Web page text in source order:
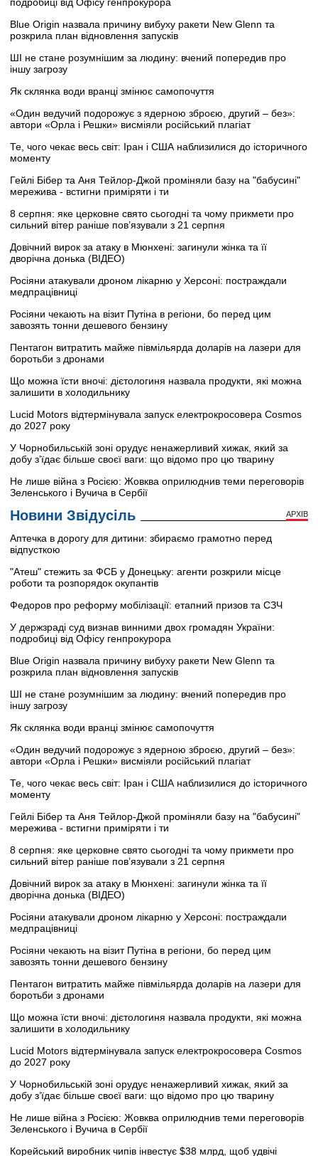
Blue Origin назвала причину вибуху ракети New Glenn та
розкрила план відновлення запусків
ШІ не стане розумнішим за людину: вчений попередив про
іншу загрозу
Як склянка води вранці змінює самопочуття
«Один ведучий подорожує з ядерною зброєю, другий – без»:
автори «Орла і Решки» висміяли російський плагіат
Те, чого чекає весь світ: Іран і США наблизилися до історичного
моменту
Гейлі Бібер та Аня Тейлор-Джой проміняли базу на "бабусині"
мережива - встигни приміряти і ти
8 серпня: яке церковне свято сьогодні та чому прикмети про
сильний вітер раніше пов’язували з 21 серпня
Довічний вирок за атаку в Мюнхені: загинули жінка та її
дворічна донька (ВІДЕО)
Росіяни атакували дроном лікарню у Херсоні: постраждали
медпрацівниці
Росіяни чекають на візит Путіна в регіони, бо перед цим
завозять тонни дешевого бензину
Пентагон витратить майже півмільярда доларів на лазери для
боротьби з дронами
Що можна їсти вночі: дієтологиня назвала продукти, які можна
залишити в холодильнику
Lucid Motors відтермінувала запуск електрокросовера Cosmos
до 2027 року
У Чорнобильській зоні орудує ненажерливий хижак, який за
добу з’їдає більше своєї ваги: що відомо про цю тварину
Не лише війна з Росією: Жовква оприлюднив теми переговорів
Зеленського і Вучича в Сербії
Новини Звідусіль АРХІВ
Аптечка в дорогу для дитини: збираємо грамотно перед
відпусткою
"Атеш" стежить за ФСБ у Донецьку: агенти розкрили місце
роботи та розпорядок окупантів
Федоров про реформу мобілізації: етапний призов та СЗЧ
У держзраді суд визнав винними двох громадян України:
подробиці від Офісу генпрокурора
Blue Origin назвала причину вибуху ракети New Glenn та
розкрила план відновлення запусків
ШІ не стане розумнішим за людину: вчений попередив про
іншу загрозу
Як склянка води вранці змінює самопочуття
«Один ведучий подорожує з ядерною зброєю, другий – без»:
автори «Орла і Решки» висміяли російський плагіат
Те, чого чекає весь світ: Іран і США наблизилися до історичного
моменту
Гейлі Бібер та Аня Тейлор-Джой проміняли базу на "бабусині"
мережива - встигни приміряти і ти
8 серпня: яке церковне свято сьогодні та чому прикмети про
сильний вітер раніше пов’язували з 21 серпня
Довічний вирок за атаку в Мюнхені: загинули жінка та її
дворічна донька (ВІДЕО)
Росіяни атакували дроном лікарню у Херсоні: постраждали
медпрацівниці
Росіяни чекають на візит Путіна в регіони, бо перед цим
завозять тонни дешевого бензину
Пентагон витратить майже півмільярда доларів на лазери для
боротьби з дронами
Що можна їсти вночі: дієтологиня назвала продукти, які можна
залишити в холодильнику
Lucid Motors відтермінувала запуск електрокросовера Cosmos
до 2027 року
У Чорнобильській зоні орудує ненажерливий хижак, який за
добу з’їдає більше своєї ваги: що відомо про цю тварину
Не лише війна з Росією: Жовква оприлюднив теми переговорів
Зеленського і Вучича в Сербії
Корейський виробник чипів інвестує $38 млрд, щоб удвічі